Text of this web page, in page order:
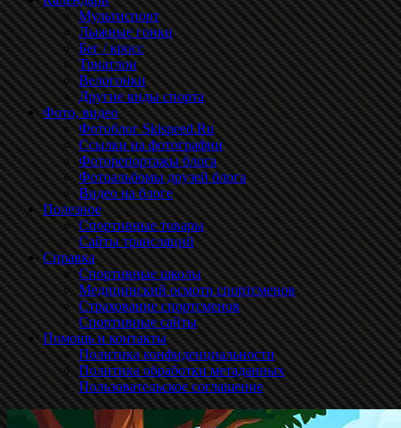
Мультиспорт
Лыжные гонки
Бег / кросс
Триатлон
Велогонки
Другие виды спорта
Фото, видео
Фотоблог Skispeed.Ru
Ссылки на фотографии
Фоторепортажы блога
Фотоальбомы друзей блога
Видео на блоге
Полезное
Спортивные товары
Сайты трансляций
Справка
Спортивные школы
Медицинский осмотр спортсменов
Страхование спортсменов
Спортивные сайты
Помощь и контакты
Политика конфиденциальности
Политика обработки метаданных
Пользовательское соглашение